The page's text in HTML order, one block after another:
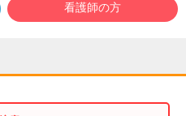
看護師の方